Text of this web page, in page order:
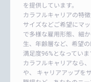
を提供しています。
カラフルキャリアの特
サイズなどご希望にマ
で多様な雇用形態、細
生、年齢層など、希望
満足度96%となっていま
カラフルキャリアなら
や、 キャリアアップを